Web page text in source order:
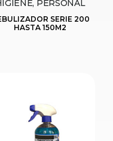
PERSONAL
SERIE 200
HASTA 150M2